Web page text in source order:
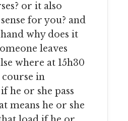
or it also
for you? and
why does it
leaves
where at 15h30
in
he or she pass
means he or she